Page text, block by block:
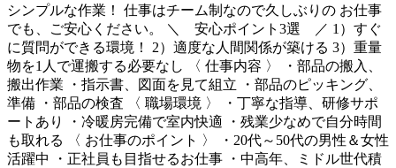
シンプルな作業！ 仕事はチーム制なので久しぶりの お仕事
でも、ご安心ください。 ＼ 安心ポイント3選 ／ 1）すぐ
に質問ができる環境！ 2）適度な人間関係が築ける 3）重量
物を1人で運搬する必要なし 〈 仕事内容 〉 ・部品の搬入、
搬出作業 ・指示書、図面を見て組立 ・部品のピッキング、
準備 ・部品の検査 〈 職場環境 〉 ・丁寧な指導、研修サポ
ートあり ・冷暖房完備で室内快適 ・残業少なめで自分時間
も取れる 〈 お仕事のポイント 〉 ・20代～50代の男性＆女性
活躍中 ・正社員も目指せるお仕事 ・中高年、ミドル世代積